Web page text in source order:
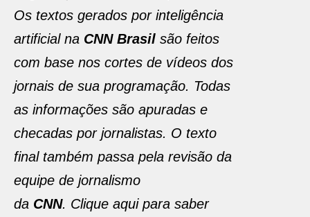
Os textos gerados por inteligência
artificial na CNN Brasil são feitos
com base nos cortes de vídeos dos
jornais de sua programação. Todas
as informações são apuradas e
checadas por jornalistas. O texto
final também passa pela revisão da
equipe de jornalismo
da CNN. Clique aqui para saber